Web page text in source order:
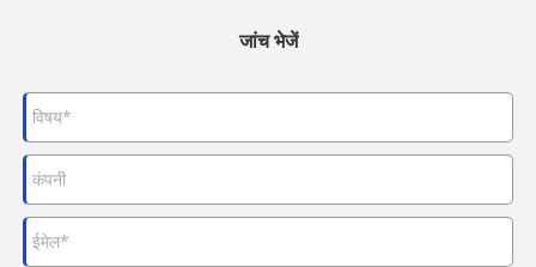
जांच भेजें